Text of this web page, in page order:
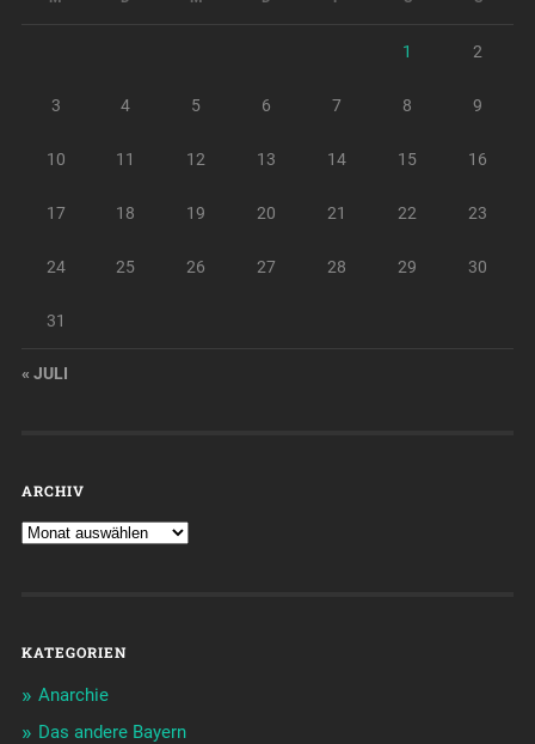
1 2
3 4 5 6 7 8 9
10 11 12 13 14 15 16
17 18 19 20 21 22 23
24 25 26 27 28 29 30
31
« JULI
ARCHIV
KATEGORIEN
Anarchie
Das andere Bayern